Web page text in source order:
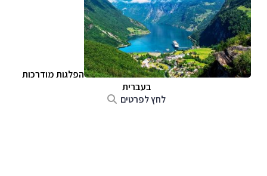
הפלגות מודרכות
בעברית
לחץ לפרטים